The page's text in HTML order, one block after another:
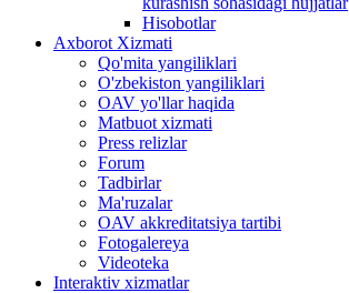
Hisobotlar
Аxborot Xizmati
Qo'mita yangiliklari
O'zbekiston yangiliklari
OAV yo'llar haqida
Matbuot xizmati
Press relizlar
Forum
Tadbirlar
Ma'ruzalar
OAV akkreditatsiya tartibi
Fotogalereya
Videoteka
Interaktiv xizmatlar